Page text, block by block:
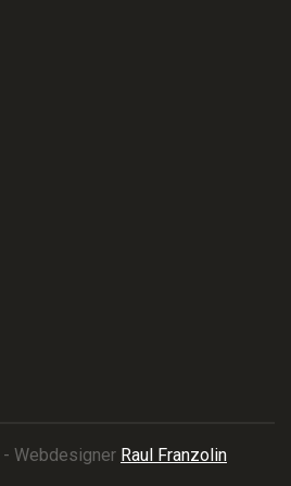
- Webdesigner Raul Franzolin